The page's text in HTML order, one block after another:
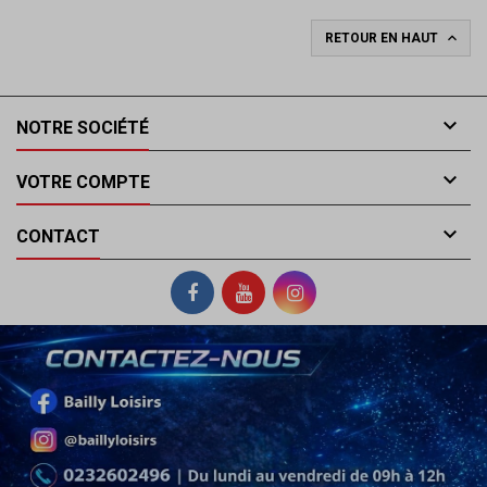
RETOUR EN HAUT 
NOTRE SOCIÉTÉ 
VOTRE COMPTE 
CONTACT 